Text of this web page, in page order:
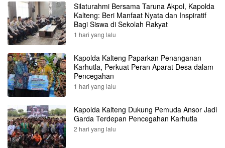
Silaturahmi Bersama Taruna Akpol, Kapolda
Kalteng: Beri Manfaat Nyata dan Inspiratif
Bagi Siswa di Sekolah Rakyat
1 hari yang lalu
Kapolda Kalteng Paparkan Penanganan
Karhutla, Perkuat Peran Aparat Desa dalam
Pencegahan
1 hari yang lalu
Kapolda Kalteng Dukung Pemuda Ansor Jadi
Garda Terdepan Pencegahan Karhutla
2 hari yang lalu